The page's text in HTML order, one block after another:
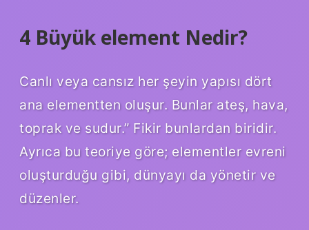
4 Büyük element Nedir?
Canlı veya cansız her şeyin yapısı dört
ana elementten oluşur. Bunlar ateş, hava,
toprak ve sudur.” Fikir bunlardan biridir.
Ayrıca bu teoriye göre; elementler evreni
oluşturduğu gibi, dünyayı da yönetir ve
düzenler.